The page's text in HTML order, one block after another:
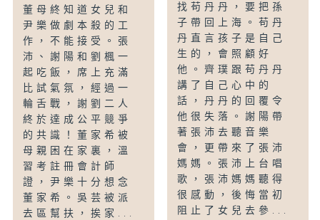
董母終知道女兒和
尹樂做劇本殺的工
作，不能接受。張
沛、謝陽和劉楓一
起吃飯，席上充滿
比試氣氛，經過一
輪舌戰，謝劉二人
終於達成公平競爭
的共識！董家希被
母親困在家裏，溫
習考註冊會計師
證，尹樂十分想念
董家希。吳芸被派
去區幫扶，挨家...
找苟丹丹，要把孫
子帶回上海。苟丹
丹直言孩子是自己
生的，會照顧好
他。齊璞跟苟丹丹
講了自己心中的
話，丹丹的回覆令
他很失落。謝陽帶
著張沛去聽音樂
會，更帶來了張沛
媽媽。張沛上台唱
歌，張沛媽媽聽得
很感動，後悔當初
阻止了女兒去參...